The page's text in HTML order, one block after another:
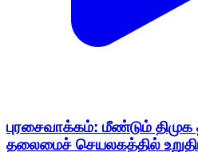
புரசைவாக்கம்: மீண்டும்
தலைமைச் செயலகத்தில்